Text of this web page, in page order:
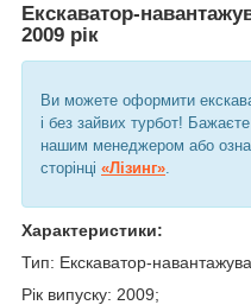
Екскаватор-
2009 рік
Ви можете оформити
і без зайвих турбот!
нашим менеджером або
сторінці «Лізинг»
Характеристики:
Тип: Екскаватор-
Рік випуску: 2009;